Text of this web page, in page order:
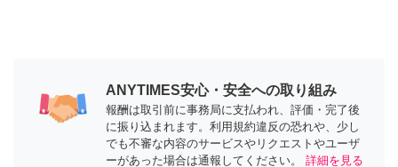
ANYTIMES安心・安全への取り組み
報酬は取引前に事務局に支払われ、評価・完了後
に振り込まれます。利用規約違反の恐れや、少し
でも不審な内容のサービスやリクエストやユーザ
ーがあった場合は通報してください。
詳細を見る